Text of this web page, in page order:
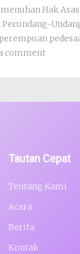
Hak
comment
Tautan Cepat
Tentang Kami
Acara
Berita
Kontak